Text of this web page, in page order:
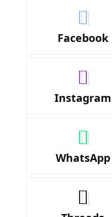
Facebook
Instagram
WhatsApp